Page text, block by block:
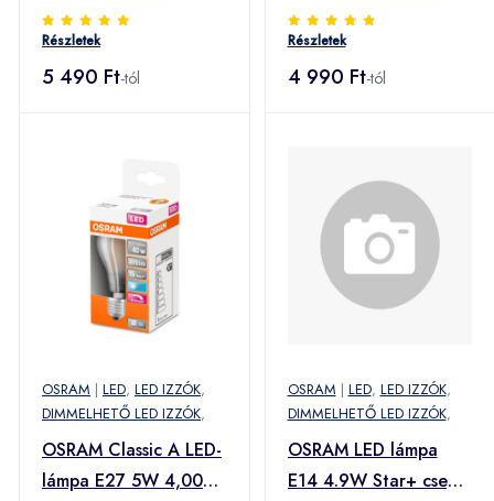
gyertya távvez matt
Részletek
5 490 Ft-tól
3fok. dimm.
Részletek
4 990 Ft-tól
OSRAM | LED, LED IZZÓK,
DIMMELHETŐ LED IZZÓK,
OSRAM Classic A LED-
lámpa E27 5W 4,000K
OSRAM | LED, LED IZZÓK,
DIMMELHETŐ LED IZZÓK,
OSRAM LED lámpa
E14 4.9W Star+ csepp